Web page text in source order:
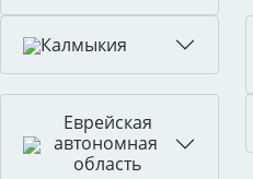
Калмыкия
Еврейская
автономная
область